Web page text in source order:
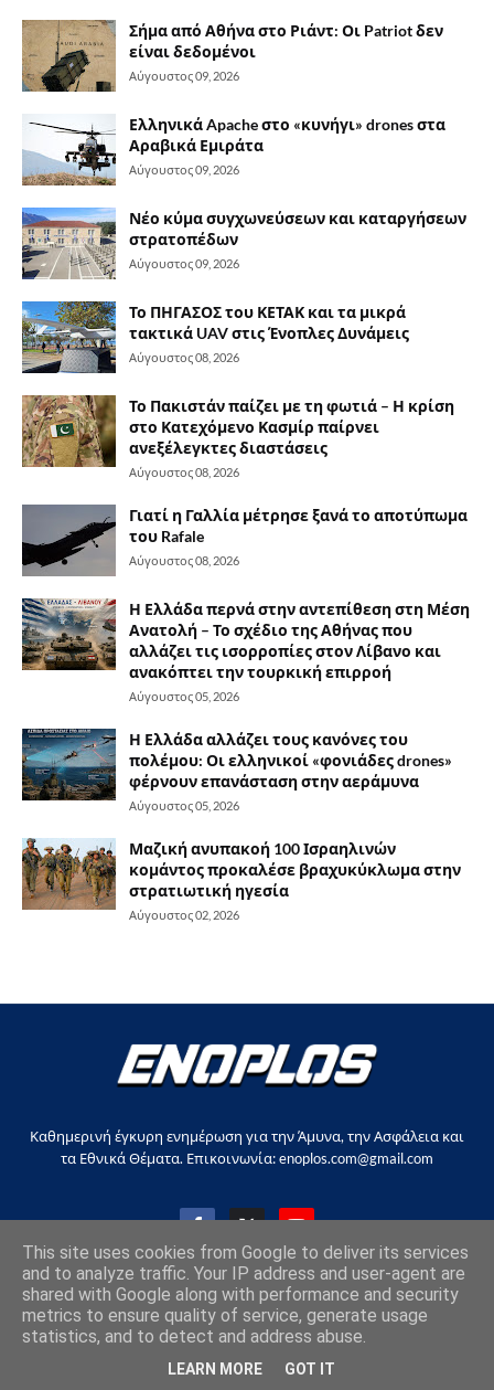
Σήμα από Αθήνα στο Ριάντ: Οι Patriot δεν
είναι δεδομένοι
Αύγουστος 09, 2026
Ελληνικά Apache στο «κυνήγι» drones στα
Αραβικά Εμιράτα
Αύγουστος 09, 2026
Νέο κύμα συγχωνεύσεων και καταργήσεων
στρατοπέδων
Αύγουστος 09, 2026
Το ΠΗΓΑΣΟΣ του ΚΕΤΑΚ και τα μικρά
τακτικά UAV στις Ένοπλες Δυνάμεις
Αύγουστος 08, 2026
Το Πακιστάν παίζει με τη φωτιά – Η κρίση
στο Κατεχόμενο Κασμίρ παίρνει
ανεξέλεγκτες διαστάσεις
Αύγουστος 08, 2026
Γιατί η Γαλλία μέτρησε ξανά το αποτύπωμα
του Rafale
Αύγουστος 08, 2026
Η Ελλάδα περνά στην αντεπίθεση στη Μέση
Ανατολή – Το σχέδιο της Αθήνας που
αλλάζει τις ισορροπίες στον Λίβανο και
ανακόπτει την τουρκική επιρροή
Αύγουστος 05, 2026
Η Ελλάδα αλλάζει τους κανόνες του
πολέμου: Οι ελληνικοί «φονιάδες drones»
φέρνουν επανάσταση στην αεράμυνα
Αύγουστος 05, 2026
Μαζική ανυπακοή 100 Ισραηλινών
κομάντος προκαλέσε βραχυκύκλωμα στην
στρατιωτική ηγεσία
Αύγουστος 02, 2026
Καθημερινή έγκυρη ενημέρωση για την Άμυνα, την Ασφάλεια και
τα Εθνικά Θέματα. Επικοινωνία: enoplos.com@gmail.com
Copyright © 2017-2026, all rights reserved |enoplos.gr
This site uses cookies from Google to deliver its services
and to analyze traffic. Your IP address and user-agent are
shared with Google along with performance and security
metrics to ensure quality of service, generate usage
statistics, and to detect and address abuse.
LEARN MORE GOT IT